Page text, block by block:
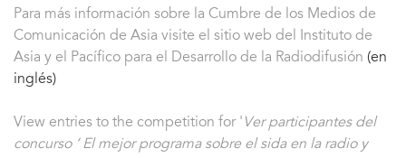
Para más información sobre la Cumbre de los Medios de
Comunicación de Asia visite el sitio web del Instituto de
Asia y el Pacífico para el Desarrollo de la Radiodifusión (en
inglés)
View entries to the competition for ' Ver participantes del
concurso ‘ El mejor programa sobre el sida en la radio y